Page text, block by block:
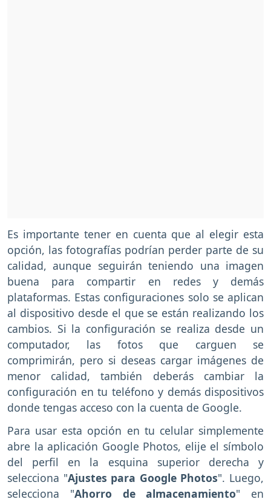
Es importante tener en cuenta que al elegir esta
opción, las fotografías podrían perder parte de su
calidad, aunque seguirán teniendo una imagen
buena para compartir en redes y demás
plataformas. Estas configuraciones solo se aplican
al dispositivo desde el que se están realizando los
cambios. Si la configuración se realiza desde un
computador, las fotos que carguen se
comprimirán, pero si deseas cargar imágenes de
menor calidad, también deberás cambiar la
configuración en tu teléfono y demás dispositivos
donde tengas acceso con la cuenta de Google.
Para usar esta opción en tu celular simplemente
abre la aplicación Google Photos, elije el símbolo
del perfil en la esquina superior derecha y
selecciona "Ajustes para Google Photos". Luego,
selecciona "Ahorro de almacenamiento" en